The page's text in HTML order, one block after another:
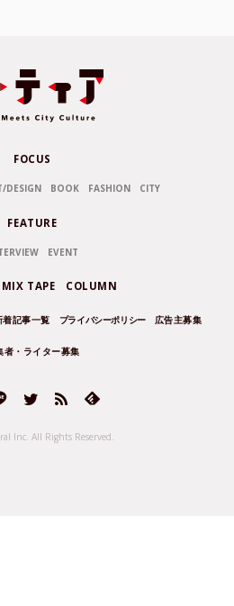
FOCUS
DESIGN BOOK FASHION CITY
FEATURE
EVENT
MIX TAPE COLUMN
着記事一覧 プライバシーポリシー 広告主募集
者・ライター募集
Inc. All Rights Reserved.